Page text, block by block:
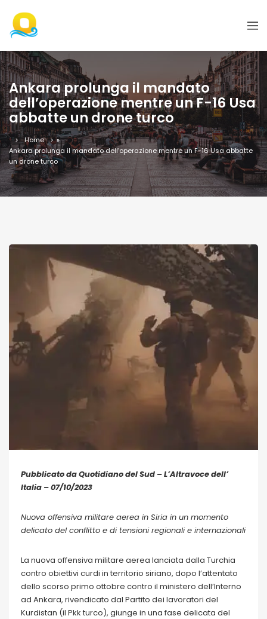
Ankara prolunga il mandato
dell’operazione mentre un F-16 Usa
abbatte un drone turco
Home
»
Ankara prolunga il mandato dell’operazione mentre un F-16 Usa abbatte
un drone turco
Pubblicato da Quotidiano del Sud – L’Altravoce dell’
Italia – 07/10/2023
Nuova offensiva militare aerea in Siria in un momento
delicato del conflitto e di tensioni regionali e internazionali
La nuova offensiva militare aerea lanciata dalla Turchia
contro obiettivi curdi in territorio siriano, dopo l’attentato
dello scorso primo ottobre contro il ministero dell’Interno
ad Ankara, rivendicato dal Partito dei lavoratori del
Kurdistan (il Pkk turco), giunge in una fase delicata del